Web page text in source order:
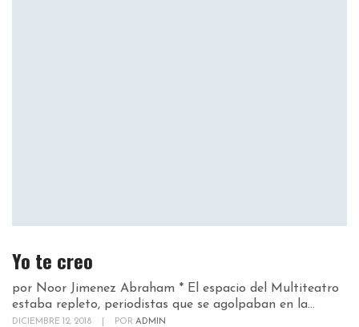
Yo te creo
por Noor Jimenez Abraham * El espacio del Multiteatro
estaba repleto, periodistas que se agolpaban en la...
DICIEMBRE 12, 2018 POR ADMIN